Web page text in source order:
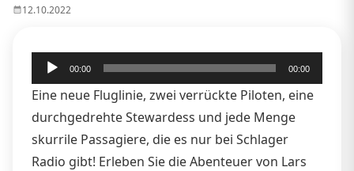
12.10.2022
Audio-
Player
00:00 00:00
Eine neue Fluglinie, zwei verrückte Piloten, eine
durchgedrehte Stewardess und jede Menge
skurrile Passagiere, die es nur bei Schlager
Radio gibt! Erleben Sie die Abenteuer von Lars